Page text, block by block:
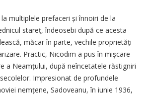
multiplele prefaceri și înnoiri de la
stareț, îndeosebi după ce acesta
măcar în parte, vechile proprietăți
Practic, Nicodim a pus în mişcare
a Neamțului, după neîncetatele răstigniri
Impresionat de profundele
nemțene, Sadoveanu, în iunie 1936,